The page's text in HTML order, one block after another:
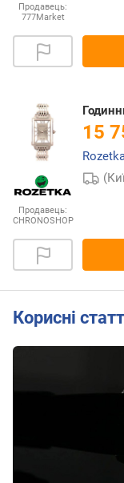
Продавець:
777Market
Продавець:
CHRONOSHOP
15
Корисні